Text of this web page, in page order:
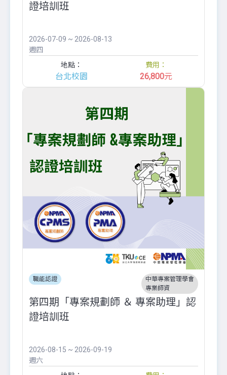
證培訓班
2026-07-09 ~ 2026-08-13
週四
地點：
台北校園
費用：
26,800元
職能認證
中華專案管理學會
專業師資
第四期「專案規劃師 ＆ 專案助理」認
證培訓班
2026-08-15 ~ 2026-09-19
週六